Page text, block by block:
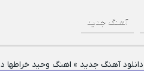
آهنگ جدید
دانلود آهنگ جدید » اهنگ وحید خراطها